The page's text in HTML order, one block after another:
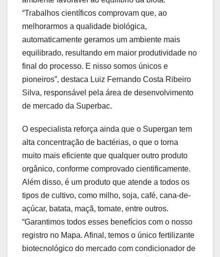
“Trabalhos científicos comprovam que, ao
melhorarmos a qualidade biológica,
automaticamente geramos um ambiente mais
equilibrado, resultando em maior produtividade no
final do processo. E nisso somos únicos e
pioneiros”, destaca Luiz Fernando Costa Ribeiro
Silva, responsável pela área de desenvolvimento
de mercado da Superbac.
O especialista reforça ainda que o Supergan tem
alta concentração de bactérias, o que o torna
muito mais eficiente que qualquer outro produto
orgânico, conforme comprovado cientificamente.
Além disso, é um produto que atende a todos os
tipos de cultivo, como milho, soja, café, cana-de-
açúcar, batata, maçã, tomate, entre outros.
“Garantimos todos esses benefícios com o nosso
registro no Mapa. Afinal, temos o único fertilizante
biotecnológico do mercado com condicionador de